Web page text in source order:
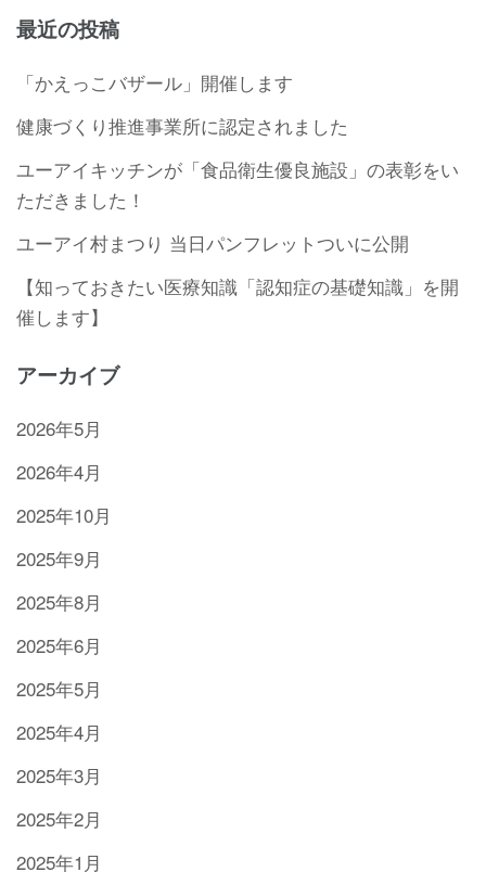
最近の投稿
「かえっこバザール」開催します
健康づくり推進事業所に認定されました
ユーアイキッチンが「食品衛生優良施設」の表彰をい
ただきました！
ユーアイ村まつり 当日パンフレットついに公開
【知っておきたい医療知識「認知症の基礎知識」を開
催します】
アーカイブ
2026年5月
2026年4月
2025年10月
2025年9月
2025年8月
2025年6月
2025年5月
2025年4月
2025年3月
2025年2月
2025年1月